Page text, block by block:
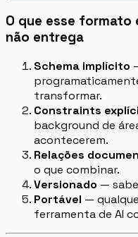
O que esse formato
não entrega
Schema implícito
transformar.
Constraints
background de
acontecerem.
Relações
o que combinar.
Versionado —
Portável —
ferramenta de AI